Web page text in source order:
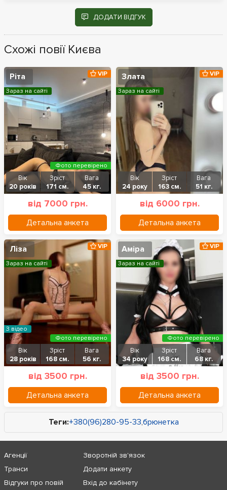
ДОДАТИ ВІДГУК
Схожі повії Києва
Ріта
Вік
20 років
Зріст
171 см.
Вага
45 кг.
від 7000 грн.
Детальна анкета
VIP
Зараз на сайті
Фото перевірено
Злата
Вік
24 року
Зріст
163 см.
Вага
51 кг.
від 6000 грн.
Детальна анкета
VIP
Зараз на сайті
Ліза
Вік
28 років
Зріст
168 см.
Вага
56 кг.
від 3500 грн.
Детальна анкета
VIP
Зараз на сайті
З відео
Фото перевірено
Аміра
Вік
34 року
Зріст
168 см.
Вага
68 кг.
від 3500 грн.
Детальна анкета
VIP
Зараз на сайті
Фото перевірено
Теги:+380(96)280-95-33,брюнетка
Агенції
Транси
Відгуки про повій
Зворотній зв'язок
Додати анкету
Вхід до кабінету